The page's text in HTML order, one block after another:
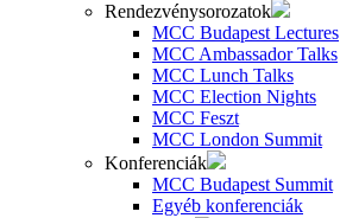
Rendezvénysorozatok
MCC Budapest Lectures
MCC Ambassador Talks
MCC Lunch Talks
MCC Election Nights
MCC Feszt
MCC London Summit
Konferenciák
MCC Budapest Summit
Egyéb konferenciák